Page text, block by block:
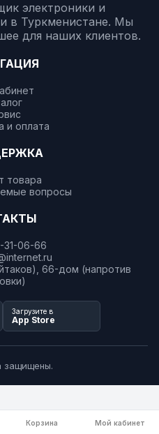
электроники и
в Туркменистане. Мы
для наших клиентов.
и оплата
товара
вопросы
31-06-66
66-дом (напротив
Загрузите в
App Store
защищены.
Корзина Мой кабинет